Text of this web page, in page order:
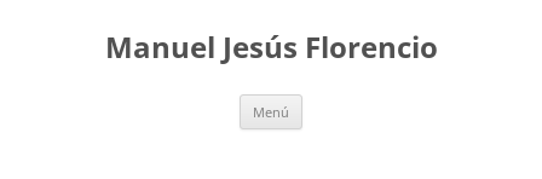
contenidoManuel Jesús Florencio
Menú